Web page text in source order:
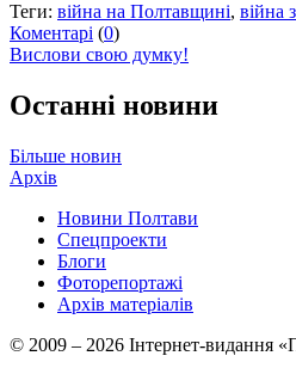
Теги: війна на Полтавщині, війна
Коментарі (0)
Вислови свою думку!
Останні новини
Більше новин
Архів
Новини Полтави
Спецпроекти
Блоги
Фоторепортажі
Архів матеріалів
© 2009 – 2026 Інтернет-видання